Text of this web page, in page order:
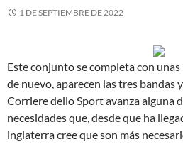
1 DE SEPTIEMBRE DE 2022
Este conjunto se completa con unas
de nuevo, aparecen las tres bandas
Corriere dello Sport avanza alguna
necesidades que, desde que ha
inglaterra cree que son más